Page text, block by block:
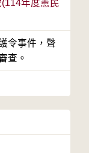
年度憲民
令事件，聲
查。